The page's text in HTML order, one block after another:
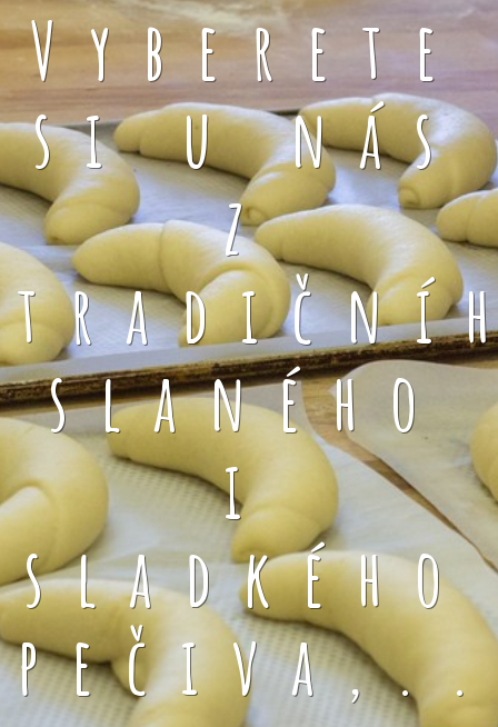
Vyberete
si u nás
z
slaného
i
sladkého